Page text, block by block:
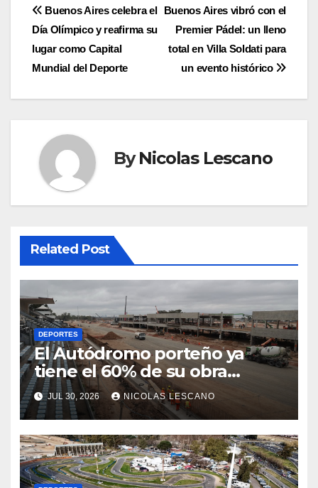
Navegación
de
entradas
Buenos Aires vibró con el
Premier Pádel: un lleno
total en Villa Soldati para
un evento histórico
Buenos Aires celebra el
Día Olímpico y reafirma su
lugar como Capital
Mundial del Deporte
ByNicolas Lescano
Related Post
DEPORTES
El Autódromo porteño ya
tiene el 60% de su obra
terminada: así se prepara
Buenos Aires para volver a ser
sede de MotoGP y, quizás, de
la Fórmula 1
JUL 30, 2026 NICOLAS LESCANO